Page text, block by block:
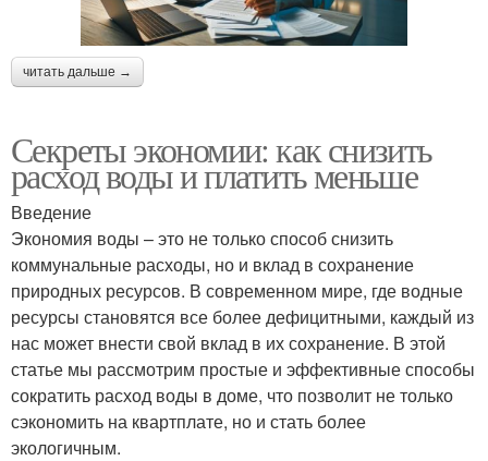
читать дальше →
Секреты экономии: как снизить
расход воды и платить меньше
Введение
Экономия воды – это не только способ снизить
коммунальные расходы, но и вклад в сохранение
природных ресурсов. В современном мире, где водные
ресурсы становятся все более дефицитными, каждый из
нас может внести свой вклад в их сохранение. В этой
статье мы рассмотрим простые и эффективные способы
сократить расход воды в доме, что позволит не только
сэкономить на квартплате, но и стать более
экологичным.